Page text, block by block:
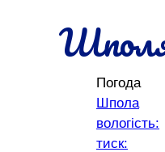
Погода
Шпола
вологість:
тиск: